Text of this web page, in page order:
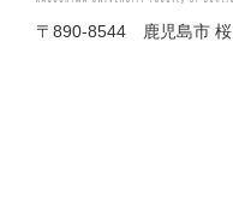
〒890-8544 鹿児島市